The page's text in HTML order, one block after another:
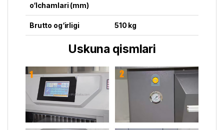
o‘lchamlari (mm)
Brutto og‘irligi 510 kg
Uskuna qismlari